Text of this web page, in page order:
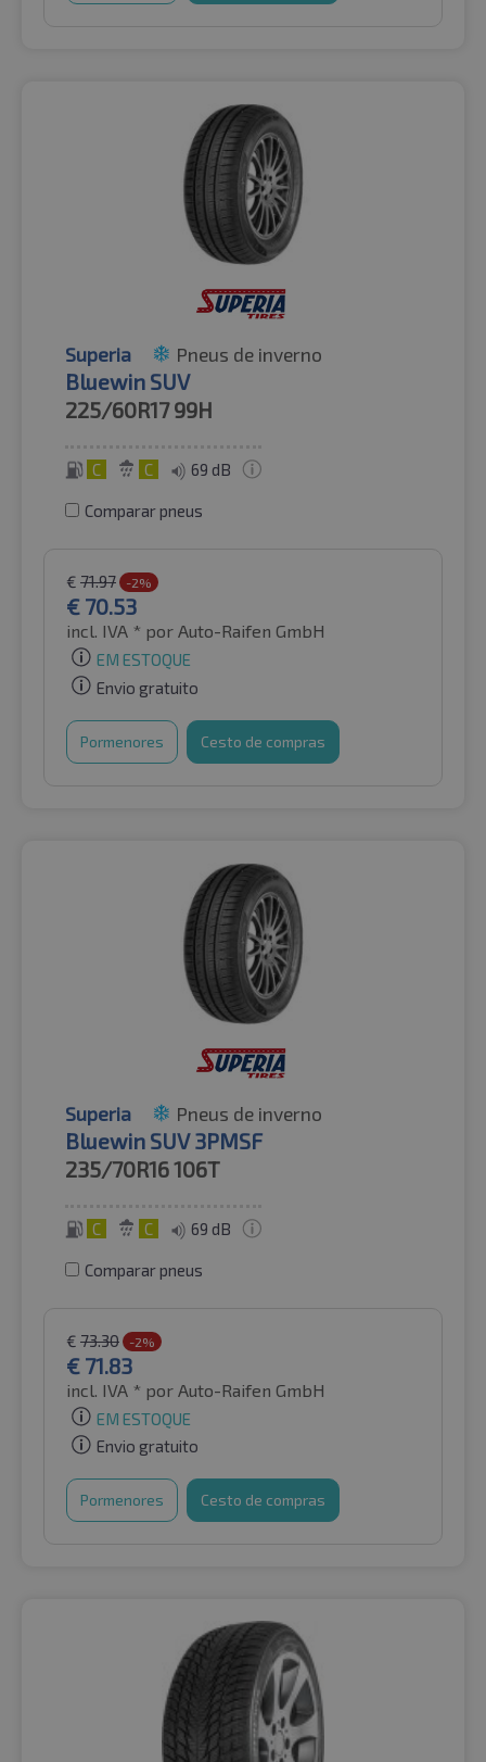
Superia Pneus de inverno
Bluewin SUV
225/60R17 99H
C C 69 dB
Comparar pneus
€ 71.97 -2%
€ 70.53
incl. IVA * por Auto-Raifen GmbH
EM ESTOQUE
Envio gratuito
Pormenores Cesto de compras
Superia Pneus de inverno
Bluewin SUV 3PMSF
235/70R16106T
C C 69 dB
Comparar pneus
€ 73.30 -2%
€ 71.83
incl. IVA * por Auto-Raifen GmbH
EM ESTOQUE
Envio gratuito
Pormenores Cesto de compras